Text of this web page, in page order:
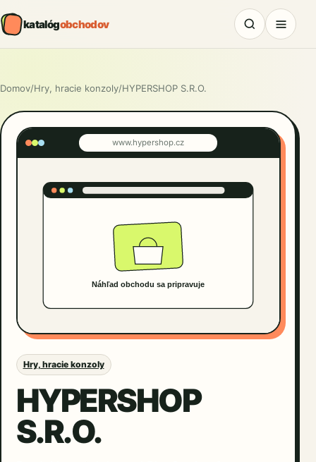
katalógobchodov
Domov/Hry, hracie konzoly/HYPERSHOP S.R.O.
www.hypershop.cz
Hry, hracie konzoly
HYPERSHOP
S.R.O.